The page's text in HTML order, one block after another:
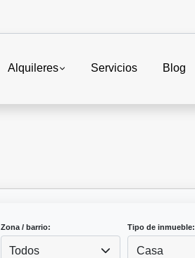
Alquileres Servicios Blog
Zona / barrio:
Todos
Tipo de inmueble:
Casa